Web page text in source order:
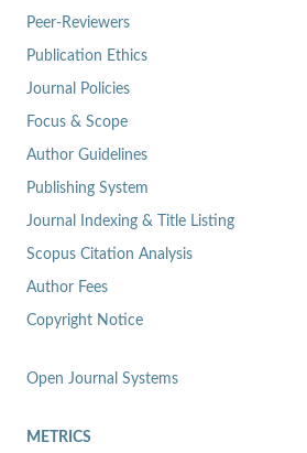
Peer-Reviewers
Publication Ethics
Journal Policies
Focus & Scope
Author Guidelines
Publishing System
Journal Indexing & Title Listing
Scopus Citation Analysis
Author Fees
Copyright Notice
Open Journal Systems
METRICS